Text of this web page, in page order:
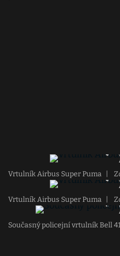
Vrtulník Airbus Super Puma
Vrtulník Airbus Super Puma
Současný policejní vrtulník Bell